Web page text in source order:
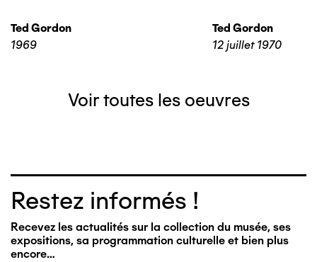
Ted Gordon
1969
Ted Gordon
12 juillet 1970
Voir toutes les oeuvres
Restez informés !
Recevez les actualités sur la collection du musée, ses
expositions, sa programmation culturelle et bien plus
encore…